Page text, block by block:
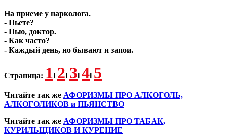
Hа пpиеме у наpколога.
- Пьете?
- Пью, доктоp.
- Как часто?
- Каждый день, но бывают и запои.
Страница: 1l 2l 3l 4l 5
Читайте так же АФОРИЗМЫ ПРО АЛКОГОЛЬ,
АЛКОГОЛИКОВ и ПЬЯНСТВО
Читайте так же АФОРИЗМЫ ПРО ТАБАК,
КУРИЛЬЩИКОВ И КУРЕНИЕ